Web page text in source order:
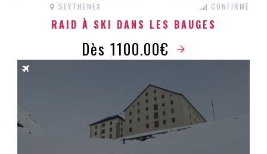
SEYTHENEX CONFIRMÉ
RAID À SKI DANS LES BAUGES
Dès 1100.00€